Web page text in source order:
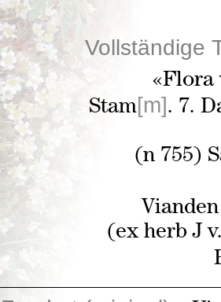
Vollständige
«Flora
Stam[m]. 7.
(n 755)
(ex herb J